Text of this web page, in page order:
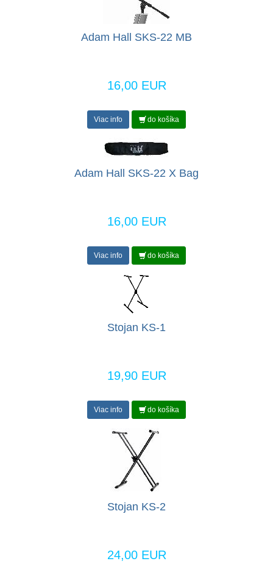
Adam Hall SKS-22 MB
16,00 EUR
Viac info do košíka
Adam Hall SKS-22 X Bag
16,00 EUR
Viac info do košíka
Stojan KS-1
19,90 EUR
Viac info do košíka
Stojan KS-2
24,00 EUR